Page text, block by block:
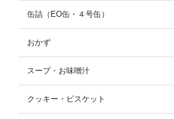
缶詰（EO缶・４号缶）
おかず
スープ・お味噌汁
クッキー・ビスケット